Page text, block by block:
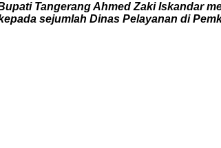
Tangerang Ahmed Zaki Iskandar
sejumlah Dinas Pelayanan di